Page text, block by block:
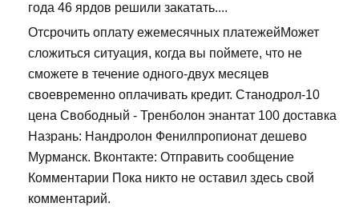
года 46 ярдов решили закатать....
Отсрочить оплату ежемесячных платежейМожет
сложиться ситуация, когда вы поймете, что не
сможете в течение одного-двух месяцев
своевременно оплачивать кредит. Станодрол-10
цена Свободный - Тренболон энантат 100 доставка
Назрань: Нандролон Фенилпропионат дешево
Мурманск. Вконтакте: Отправить сообщение
Комментарии Пока никто не оставил здесь свой
комментарий.